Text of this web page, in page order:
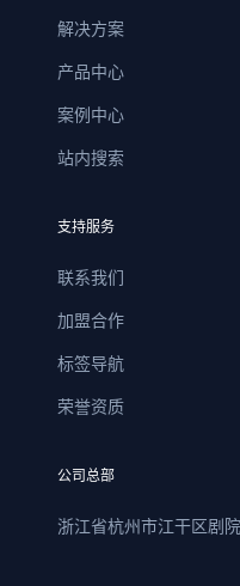
解决方案
产品中心
案例中心
站内搜索
支持服务
联系我们
加盟合作
标签导航
荣誉资质
公司总部
浙江省杭州市江干区剧